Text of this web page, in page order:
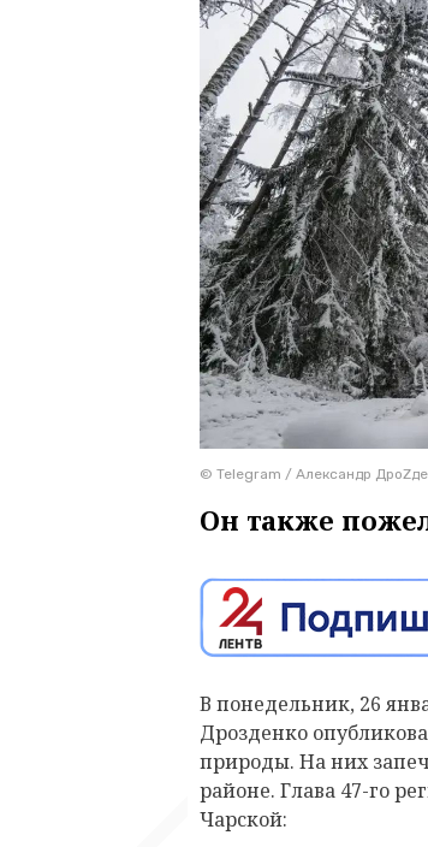
© Telegram / Александр
Он также
В понедельник, 26
Дрозденко
природы. На них
районе. Глава 47-го
Чарской: